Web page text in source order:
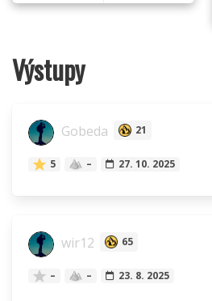
Výstupy
Gobeda 21
5 – 27. 10. 2025
wir12 65
– – 23. 8. 2025